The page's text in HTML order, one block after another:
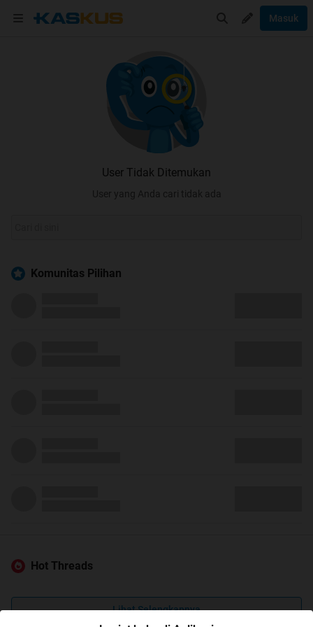
Masuk
User Tidak Ditemukan
User yang Anda cari tidak ada
Komunitas Pilihan
Hot Threads
Lihat Selengkapnya